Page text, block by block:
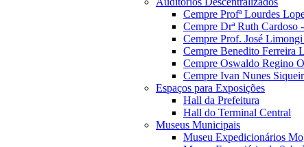
Cempre Profª Lourdes
Cempre Drª Ruth Cardoso
Cempre Prof. José
Cempre Benedito Ferreira
Cempre Oswaldo Regino
Cempre Ivan Nunes
Espaços para Exposições
Hall da Prefeitura
Hall do Terminal Central
Museus Municipais
Museu Expedicionários